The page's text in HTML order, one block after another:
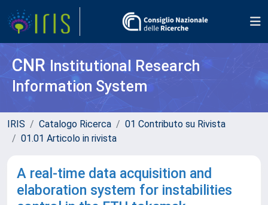
CNR Institutional Research
Information System
IRIS Catalogo Ricerca
01 Contributo su Rivista
01.01 Articolo in rivista
A real-time data acquisition and
elaboration system for instabilities